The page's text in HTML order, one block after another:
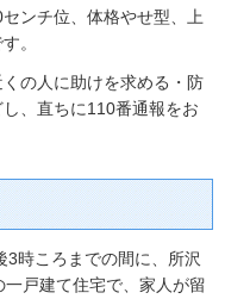
ンチ位、体格やせ型、上
。
の人に助けを求める・防
、直ちに110番通報をお
時ころまでの間に、所沢
戸建て住宅で、家人が留